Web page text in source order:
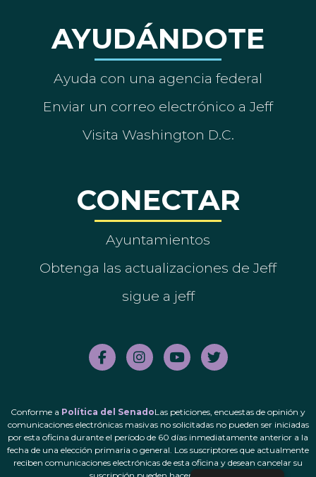
AYUDÁNDOTE
Ayuda con una agencia federal
Enviar un correo electrónico a Jeff
Visita Washington D.C.
CONECTAR
Ayuntamientos
Obtenga las actualizaciones de Jeff
sigue a jeff
Conforme a Política del SenadoLas peticiones, encuestas de opinión y
comunicaciones electrónicas masivas no solicitadas no pueden ser iniciadas
por esta oficina durante el período de 60 días inmediatamente anterior a la
fecha de una elección primaria o general. Los suscriptores que actualmente
reciben comunicaciones electrónicas de esta oficina y desean cancelar su